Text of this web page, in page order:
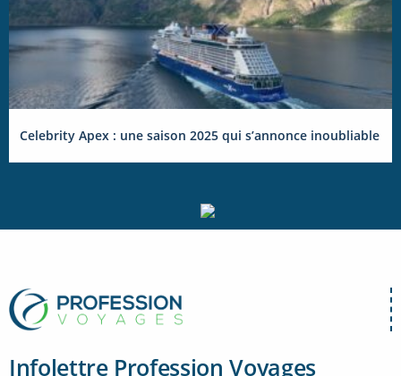
Celebrity Apex : une saison 2025 qui s’annonce inoubliable
Infolettre Profession Voyages